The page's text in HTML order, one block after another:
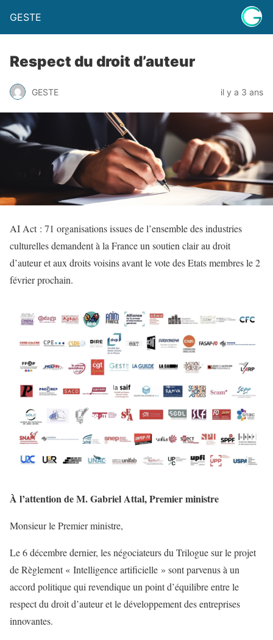
GESTE
Respect du droit d’auteur
GESTE il y a 3 ans
AI Act : 71 organisations issues de l’ensemble des industries
culturelles demandent à la France un soutien clair au droit
d’auteur et aux droits voisins avant le vote des Etats membres le 2
février prochain.
À l’attention de M. Gabriel Attal, Premier ministre
Monsieur le Premier ministre,
Le 6 décembre dernier, les négociateurs du Trilogue sur le projet
de Règlement « Intelligence artificielle » sont parvenus à un
accord politique qui revendique un point d’équilibre entre le
respect du droit d’auteur et le développement des entreprises
innovantes.